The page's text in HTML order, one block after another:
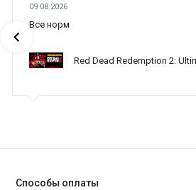
припасы. Сражайтесь за право жить.
Все в этой игре основано на реакции,
В игре реализовано несколько режимов
противниками. Тебе придется
09.08.2026
Все норм
Red Dead Redemption 2:
Способы оплаты